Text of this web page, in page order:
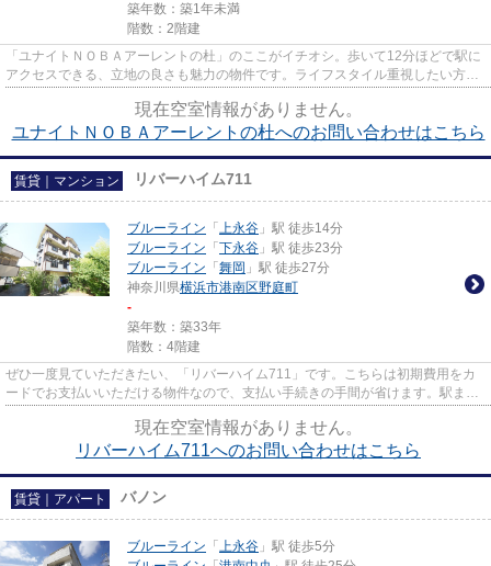
築年数：築1年未満
階数：2階建
「ユナイトＮＯＢＡアーレントの杜」のここがイチオシ。歩いて12分ほどで駅に
アクセスできる、立地の良さも魅力の物件です。ライフスタイル重視したい方に
現在空室情報がありません。
ユナイトＮＯＢＡアーレントの杜へのお問い合わせはこちら
賃貸｜マンション リバーハイム711
ブルーライン 「 上永谷 」駅 徒歩14分
ブルーライン 「 下永谷 」駅 徒歩23分
ブルーライン 「 舞岡 」駅 徒歩27分
神奈川県横浜市港南区野庭町
-
築年数：築33年
階数：4階建
ぜひ一度見ていただきたい、「リバーハイム711」です。こちらは初期費用をカ
ードでお支払いいただける物件なので、支払い手続きの手間が省けます。駅まで
現在空室情報がありません。
リバーハイム711へのお問い合わせはこちら
賃貸｜アパート バノン
ブルーライン 「 上永谷 」駅 徒歩5分